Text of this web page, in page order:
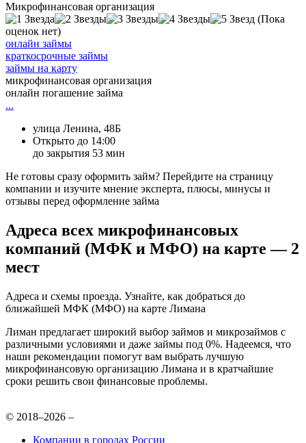
Микрофинансовая организация
(Пока
оценок нет)
онлайн займы
краткосрочные займы
займы на карту
микрофинансовая организация
онлайн погашение займа
...
улица Ленина, 48Б
Открыто до 14:00
до закрытия 53 мин
Не готовы сразу оформить займ? Перейдите на страницу
компании и изучите мнение эксперта, плюсы, минусы и
отзывы перед оформление займа
Адреса всех микрофинансовых
компаний (МФК и МФО) на карте — 2
мест
Адреса и схемы проезда. Узнайте, как добраться до
ближайшей МФК (МФО) на карте Лимана
Лиман предлагает широкий выбор займов и микрозаймов с
различными условиями и даже займы под 0%. Надеемся, что
наши рекомендации помогут вам выбрать лучшую
микрофинансовую организацию Лимана и в кратчайшие
сроки решить свои финансовые проблемы.
© 2018–2026 –
Компании в городах России